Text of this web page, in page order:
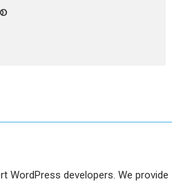
WordPress developers. We provide